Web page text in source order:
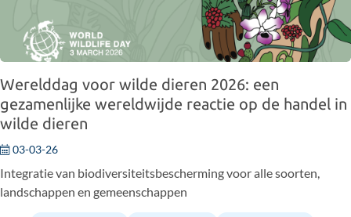
Werelddag voor wilde dieren 2026: een
gezamenlijke wereldwijde reactie op de handel in
wilde dieren
03-03-26
Integratie van biodiversiteitsbescherming voor alle soorten,
landschappen en gemeenschappen